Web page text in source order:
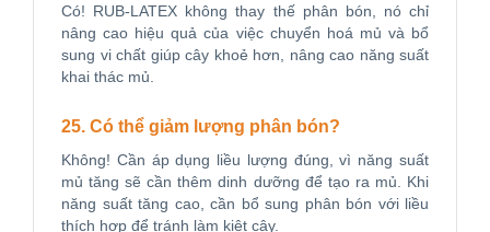
Có! RUB-LATEX không thay thế phân bón, nó chỉ
nâng cao hiệu quả của việc chuyển hoá mủ và bổ
sung vi chất giúp cây khoẻ hơn, nâng cao năng suất
khai thác mủ.
25. Có thể giảm lượng phân bón?
Không! Cần áp dụng liều lượng đúng, vì năng suất
mủ tăng sẽ cần thêm dinh dưỡng để tạo ra mủ. Khi
năng suất tăng cao, cần bổ sung phân bón với liều
thích hợp để tránh làm kiệt cây.